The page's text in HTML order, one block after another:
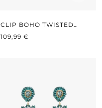
CLIP BOHO TWISTED
CIRCLES KORALLE
REGULÄRER PREIS:
109,99 €